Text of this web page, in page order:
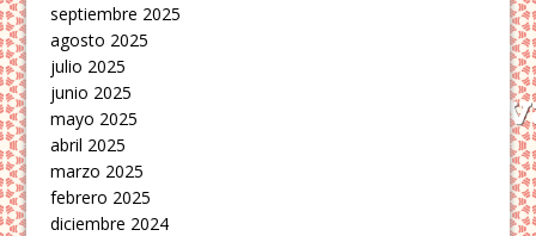
septiembre 2025
agosto 2025
julio 2025
junio 2025
mayo 2025
abril 2025
marzo 2025
febrero 2025
diciembre 2024